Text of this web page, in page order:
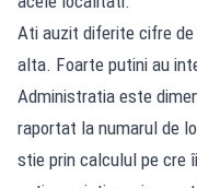
Ati auzit diferite cifre de
alta. Foarte putini au
Administratia este
raportat la numarul de
stie prin calculul pe cre